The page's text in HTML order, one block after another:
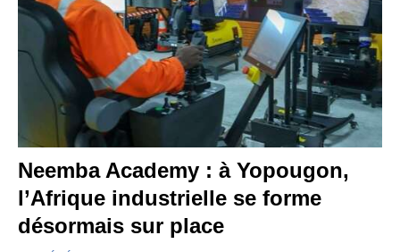
Neemba Academy : à Yopougon,
l’Afrique industrielle se forme
désormais sur place